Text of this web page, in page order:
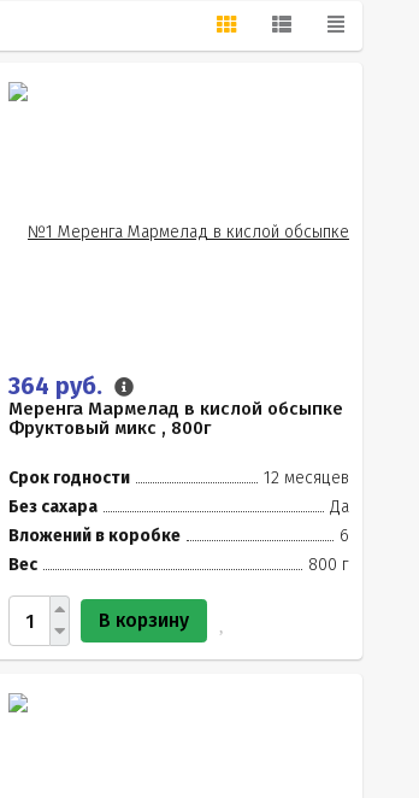
364 руб.
Меренга Мармелад в кислой обсыпке
Фруктовый микс , 800г
Срок годности
12 месяцев
Без сахара
Да
Вложений в коробке
6
Вес
800 г
В корзину